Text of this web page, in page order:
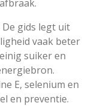
gids legt uit
vaak beter
suiker en
E, selenium en
en preventie.